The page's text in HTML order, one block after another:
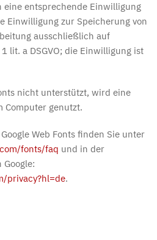
eine entsprechende Einwilligung
Einwilligung zur Speicherung von
ausschließlich auf
lit. a DSGVO; die Einwilligung ist
nicht unterstützt, wird eine
Computer genutzt.
Web Fonts finden Sie unter
fonts/faq und in der
privacy?hl=de.